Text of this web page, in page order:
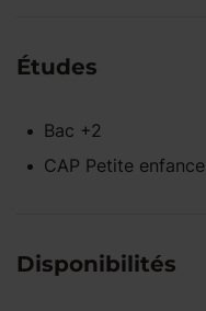
Études
Bac +2
CAP Petite enfance
Disponibilités